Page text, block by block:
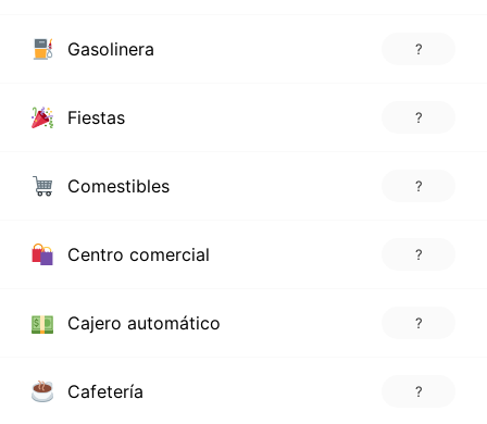
Gasolinera ?
Fiestas ?
Comestibles ?
Centro comercial ?
Cajero automático ?
Cafetería ?